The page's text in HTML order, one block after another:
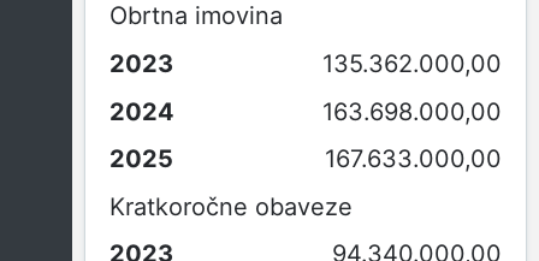
Obrtna imovina
135.362.000,00
163.698.000,00
167.633.000,00
Kratkoročne obaveze
94.340.000,00